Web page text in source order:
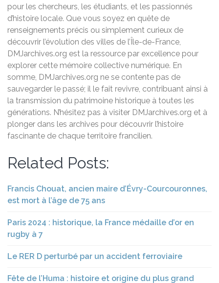
pour les chercheurs, les étudiants, et les passionnés
d’histoire locale. Que vous soyez en quête de
renseignements précis ou simplement curieux de
découvrir l’évolution des villes de l’Île-de-France,
DMJarchives.org est la ressource par excellence pour
explorer cette mémoire collective numérique. En
somme, DMJarchives.org ne se contente pas de
sauvegarder le passé; il le fait revivre, contribuant ainsi à
la transmission du patrimoine historique à toutes les
générations. N’hésitez pas à visiter DMJarchives.org et à
plonger dans les archives pour découvrir l’histoire
fascinante de chaque territoire francilien.
Related Posts:
Francis Chouat, ancien maire d’Évry-Courcouronnes,
est mort à l’âge de 75 ans
Paris 2024 : historique, la France médaille d’or en
rugby à 7
Le RER D perturbé par un accident ferroviaire
Fête de l’Huma : histoire et origine du plus grand